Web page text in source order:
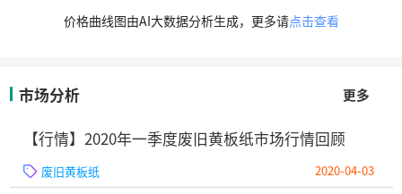
价格曲线图由AI大数据分析生成，更多请点击查看
市场分析 更多
【行情】2020年一季度废旧黄板纸市场行情回顾
废旧黄板纸 2020-04-03